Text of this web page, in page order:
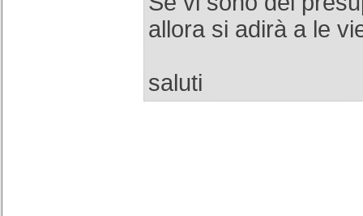
allora si adirà a le
saluti